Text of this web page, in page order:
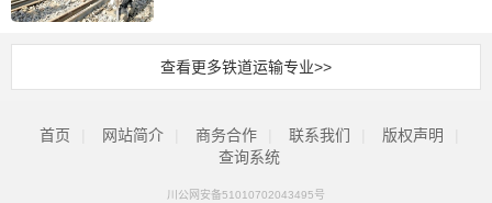
运输行业感兴趣，想要在这个领域发展，那么
通过学习这个专业，你可以系统地掌握相关的
知识和技能，为未来的职业发展打下坚实的基
况进行教学，就算你之前没有相关的知识储备
也不用担心，只要你认真学习，都能学好。升
个很好的选择。如果你对铁路运输行业感兴
业知识和技能，为未来的职业发展打下坚实的
基础。升学方面要是你想继续升学，对口升学
速铁路客运乘务、铁道物流管理等。这些专业
铁路施工与养护的核心技能。3.实践课程：通
力。招生对象本专业主要面向初中毕业生，尤
其是对工程技术感兴趣的学生。招生时，学校
会综合考虑学生的学业成绩、兴趣爱好以及身
招生对象：应往届初中毕业生。课程设置：铁
路工程基础、铁路线路施工技术、铁路养护技
术、工程制图、安全管理等。就业方向：铁路
查看更多铁道运输专业>>
首页 网站简介 商务合作 联系我们 版权声明
查询系统
川公网安备51010702043495号